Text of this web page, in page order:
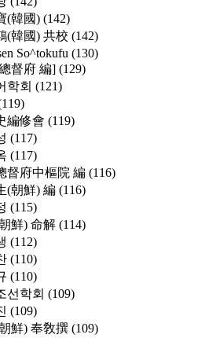
(韓國) (142)
(韓國) 共校 (142)
So^tokufu (130)
督府 編] (129)
학회 (121)
編修會 (119)
(117)
(117)
督府中樞院 編 (116)
(朝鮮) 編 (116)
(115)
鮮) 命解 (114)
(112)
(110)
(110)
선학회 (109)
(109)
鮮) 奉敎撰 (109)